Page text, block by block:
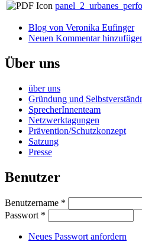
Blog von Veronika Eufinger
Neuen Kommentar
Über uns
über uns
Gründung und
SprecherInnenteam
Netzwerktagungen
Prävention/Schutzkonzept
Satzung
Presse
Benutzer
Benutzername *
Passwort *
Neues Passwort anfordern